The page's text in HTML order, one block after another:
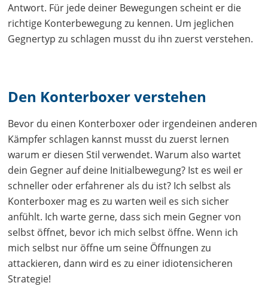
Antwort. Für jede deiner Bewegungen scheint er die
richtige Konterbewegung zu kennen. Um jeglichen
Gegnertyp zu schlagen musst du ihn zuerst verstehen.
Den Konterboxer verstehen
Bevor du einen Konterboxer oder irgendeinen anderen
Kämpfer schlagen kannst musst du zuerst lernen
warum er diesen Stil verwendet. Warum also wartet
dein Gegner auf deine Initialbewegung? Ist es weil er
schneller oder erfahrener als du ist? Ich selbst als
Konterboxer mag es zu warten weil es sich sicher
anfühlt. Ich warte gerne, dass sich mein Gegner von
selbst öffnet, bevor ich mich selbst öffne. Wenn ich
mich selbst nur öffne um seine Öffnungen zu
attackieren, dann wird es zu einer idiotensicheren
Strategie!